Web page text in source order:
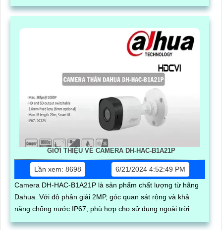
với ống kính kép
GIỚI THIỆU VỀ CAMERA DH-HAC-B1A21P
Lần xem: 8698
6/21/2024 4:52:49 PM
Camera DH-HAC-B1A21P là sản phẩm chất lượng từ hãng
Dahua. Với độ phân giải 2MP, góc quan sát rộng và khả
năng chống nước IP67, phù hợp cho sử dụng ngoài trời